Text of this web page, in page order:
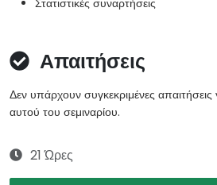
Στατιστικές συναρτήσεις
Απαιτήσεις
Δεν υπάρχουν συγκεκριμένες
αυτού του σεμιναρίου.
21 Ώρες